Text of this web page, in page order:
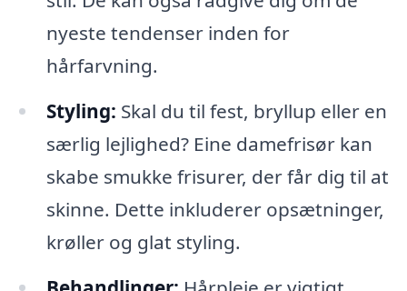
nyeste tendenser inden for
hårfarvning.
Styling: Skal du til fest, bryllup eller en
særlig lejlighed? Eine damefrisør kan
skabe smukke frisurer, der får dig til at
skinne. Dette inkluderer opsætninger,
krøller og glat styling.